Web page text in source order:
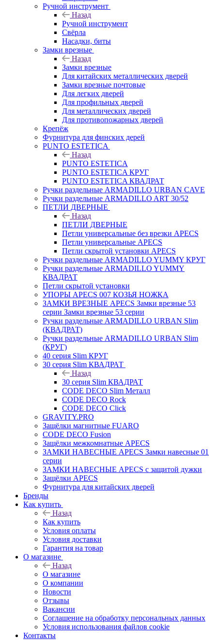
Ручной инструмент
Назад
Ручной инструмент
Свёрла
Насадки, биты
Замки врезные
Назад
Замки врезные
Для китайских металлических дверей
Замки врезные почтовые
Для легких дверей
Для профильных дверей
Для металлических дверей
Для противопожарных дверей
Крепёж
Фурнитура для финских дерей
PUNTO ESTETICA
Назад
PUNTO ESTETICA
PUNTO ESTETICA КРУГ
PUNTO ESTETICA КВАДРАТ
Ручки раздельные ARMADILLO URBAN CAVE
Ручки раздельные ARMADILLO ART 30/52
ПЕТЛИ ДВЕРНЫЕ
Назад
ПЕТЛИ ДВЕРНЫЕ
Петли универсальные без врезки APECS
Петли универсальные APECS
Петли скрытой установки APECS
Ручки раздельные ARMADILLO YUMMY КРУГ
Ручки раздельные ARMADILLO YUMMY
КВАДРАТ
Петли скрытой установки
УПОРЫ APECS 007 КОЗЬЯ НОЖКА
ЗАМКИ ВРЕЗНЫЕ APECS Замки врезные 53
серии Замки врезные 53 серии
Ручки раздельные ARMADILLO URBAN Slim
(КВАДРАТ)
Ручки раздельные ARMADILLO URBAN Slim
(КРУГ)
40 серия Slim КРУГ
30 серия Slim КВАДРАТ
Назад
30 серия Slim КВАДРАТ
CODE DECO Slim Металл
CODE DECO Rock
CODE DECO Click
GRAVITY.PRO
Защёлки магнитные FUARO
CODE DECO Fusion
Защёлки межкомнатные APECS
ЗАМКИ НАВЕСНЫЕ APECS Замки навесные 01
серии
ЗАМКИ НАВЕСНЫЕ APECS с защитой дужки
Защёлки APECS
Фурнитура для китайских дверей
Бренды
Как купить
Назад
Как купить
Условия оплаты
Условия доставки
Гарантия на товар
О магазине
Назад
О магазине
О компании
Новости
Отзывы
Вакансии
Соглашение на обработку персональных данных
Условия использования файлов cookie
Контакты